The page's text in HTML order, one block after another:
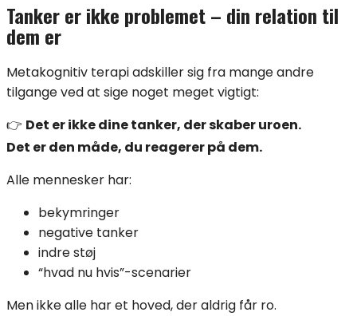
Tanker er ikke problemet – din relation til
dem er
Metakognitiv terapi adskiller sig fra mange andre
tilgange ved at sige noget meget vigtigt:
👉 Det er ikke dine tanker, der skaber uroen.
Det er den måde, du reagerer på dem.
Alle mennesker har:
bekymringer
negative tanker
indre støj
“hvad nu hvis”-scenarier
Men ikke alle har et hoved, der aldrig får ro.